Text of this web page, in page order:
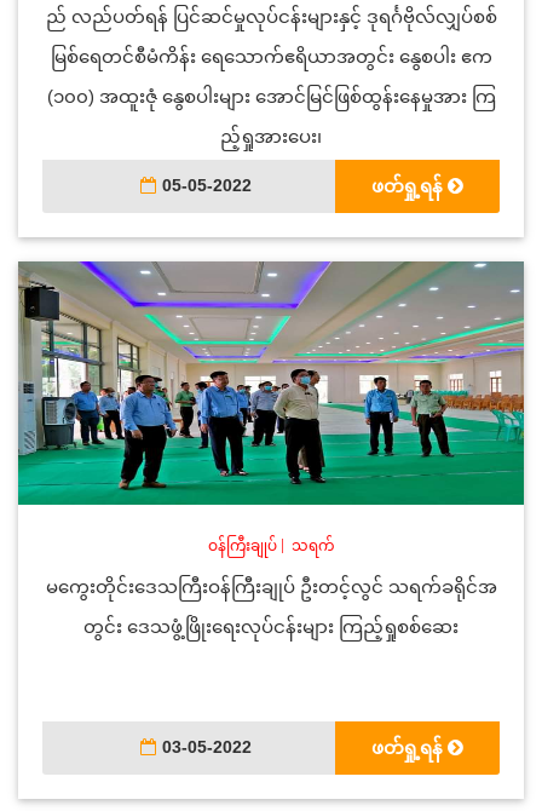
ည် လည်ပတ်ရန် ပြင်ဆင်မှုလုပ်ငန်းများနှင့် ဒုရင်္ဂဗိုလ်လျှပ်စစ်
မြစ်ရေတင်စီမံကိန်း ရေသောက်ဧရိယာအတွင်း နွေစပါး ဧက
(၁၀၀) အထူးဇုံ နွေစပါးများ အောင်မြင်ဖြစ်ထွန်းနေမှုအား ကြ
ည့်ရှုအားပေး၊
05-05-2022 ဖတ်ရှု့ရန်
ဝန်ကြီးချုပ် သရက်
မကွေးတိုင်းဒေသကြီးဝန်ကြီးချုပ် ဦးတင့်လွင် သရက်ခရိုင်အ
တွင်း ဒေသဖွံ့ဖြိုးရေးလုပ်ငန်းများ ကြည့်ရှုစစ်ဆေး
03-05-2022 ဖတ်ရှု့ရန်